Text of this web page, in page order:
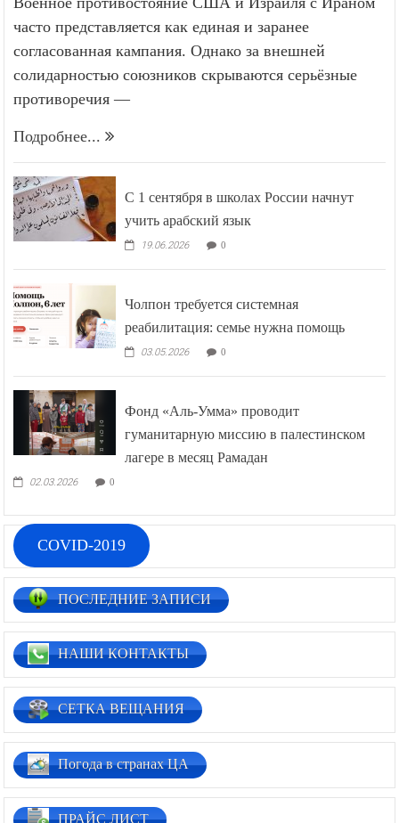
часто представляется как единая и заранее
согласованная кампания. Однако за внешней
солидарностью союзников скрываются серьёзные
противоречия —
Подробнее...
С 1 сентября в школах России начнут
учить арабский язык
19.06.2026 0
Чолпон требуется системная
реабилитация: семье нужна помощь
03.05.2026 0
Фонд «Аль-Умма» проводит
гуманитарную миссию в палестинском
лагере в месяц Рамадан
02.03.2026 0
COVID-2019
ПОСЛЕДНИЕ ЗАПИСИ
НАШИ КОНТАКТЫ
СЕТКА ВЕЩАНИЯ
Погода в странах ЦА
ПРАЙС ЛИСТ